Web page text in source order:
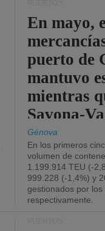
En mayo,
puerto de
mantuvo
mientras
Savona-
Génova
En los primeros
volumen de
1.199.914 TEU (-
999.228 (-1,4%) y
gestionados por
respectivamente.